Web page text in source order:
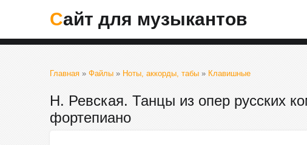
Сайт для музыкантов
Главная » Файлы » Ноты, аккорды, табы » Клавишные
Н. Ревская. Танцы из опер русских
фортепиано